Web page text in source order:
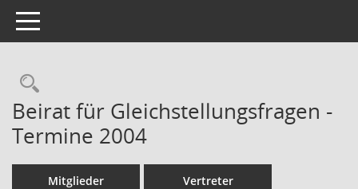
Toggle navigation
Rechercheauswahl
Beirat für Gleichstellungsfragen -
Termine 2004
Mitglieder Vertreter